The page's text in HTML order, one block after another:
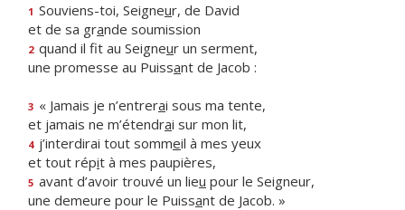
1 Souviens-toi, Seigneur, de David
et de sa grande soumission
2 quand il fit au Seigneur un serment,
une promesse au Puissant de Jacob :
3 « Jamais je n’entrerai sous ma tente,
et jamais ne m’étendrai sur mon lit,
4 j’interdirai tout sommeil à mes yeux
et tout répit à mes paupières,
5 avant d’avoir trouvé un lieu pour le Seigneur,
une demeure pour le Puissant de Jacob. »